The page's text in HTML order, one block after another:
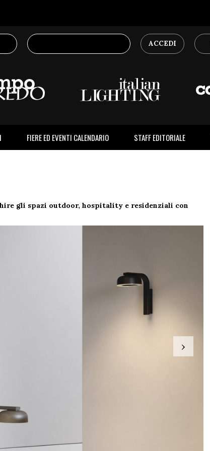
ACCEDI
FIERE ED EVENTI CALENDARIO STAFF EDITORIALE
gli spazi outdoor, hospitality e residenziali con
›